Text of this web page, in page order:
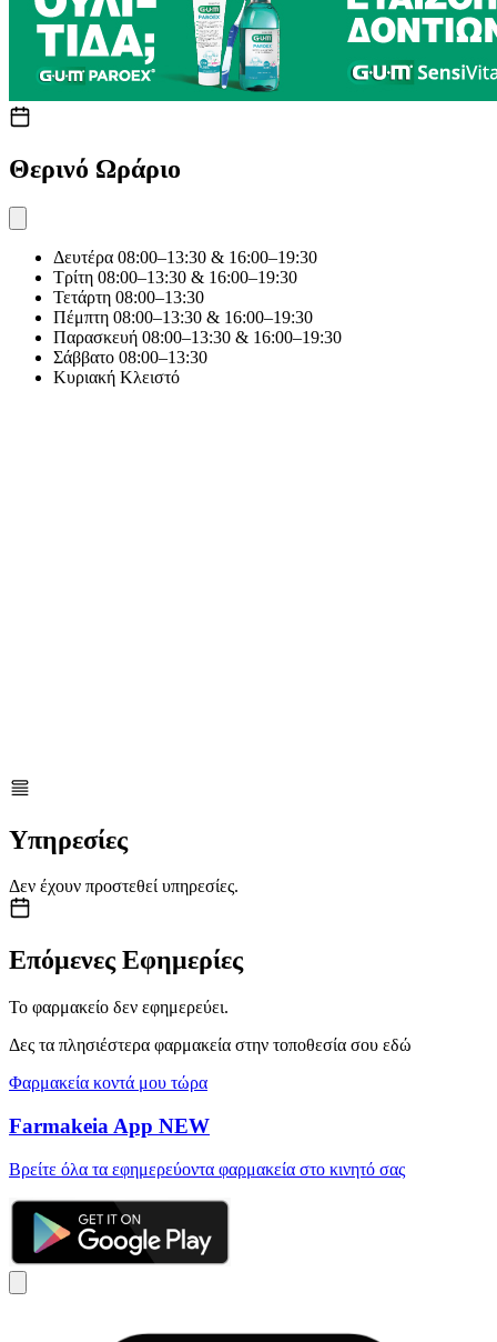
Θερινό Ωράριο
Δευτέρα 08:00–13:30 & 16:00–19:30
Τρίτη 08:00–13:30 & 16:00–19:30
Τετάρτη 08:00–13:30
Πέμπτη 08:00–13:30 & 16:00–19:30
Παρασκευή 08:00–13:30 & 16:00–19:30
Σάββατο 08:00–13:30
Κυριακή Κλειστό
Υπηρεσίες
Δεν έχουν προστεθεί υπηρεσίες.
Επόμενες Εφημερίες
Το φαρμακείο δεν εφημερεύει.
Δες τα πλησιέστερα φαρμακεία στην τοποθεσία σου εδώ
Φαρμακεία κοντά μου τώρα
Farmakeia App NEW
Βρείτε όλα τα εφημερεύοντα φαρμακεία στο κινητό σας